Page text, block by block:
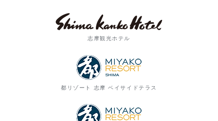
志摩観光ホテル
都リゾート 志摩 ベイサイドテラス